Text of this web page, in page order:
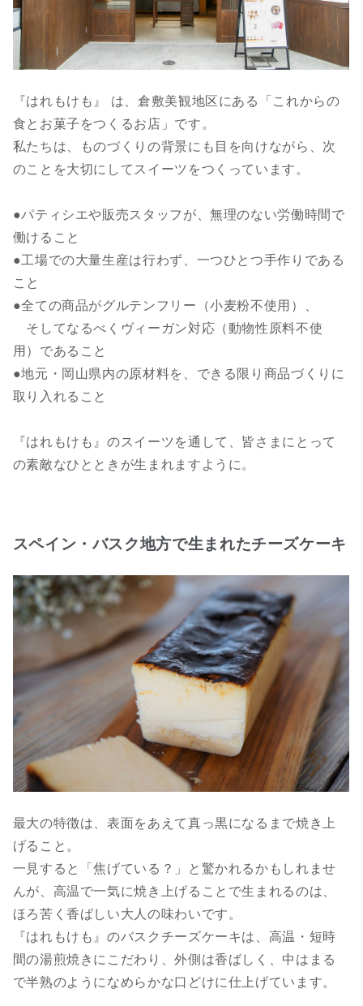
『はれもけも』 は、倉敷美観地区にある「これからの
食とお菓子をつくるお店」です。
私たちは、ものづくりの背景にも目を向けながら、次
のことを大切にしてスイーツをつくっています。
●パティシエや販売スタッフが、無理のない労働時間で
働けること
●工場での大量生産は行わず、一つひとつ手作りである
こと
●全ての商品がグルテンフリー（小麦粉不使用）、
そしてなるべくヴィーガン対応（動物性原料不使
用）であること
●地元・岡山県内の原材料を、できる限り商品づくりに
取り入れること
『はれもけも』のスイーツを通して、皆さまにとって
の素敵なひとときが生まれますように。
スペイン・バスク地方で生まれたチーズケーキ
最大の特徴は、表面をあえて真っ黒になるまで焼き上
げること。
一見すると「焦げている？」と驚かれるかもしれませ
んが、高温で一気に焼き上げることで生まれるのは、
ほろ苦く香ばしい大人の味わいです。
『はれもけも』のバスクチーズケーキは、高温・短時
間の湯煎焼きにこだわり、外側は香ばしく、中はまる
で半熟のようになめらかな口どけに仕上げています。